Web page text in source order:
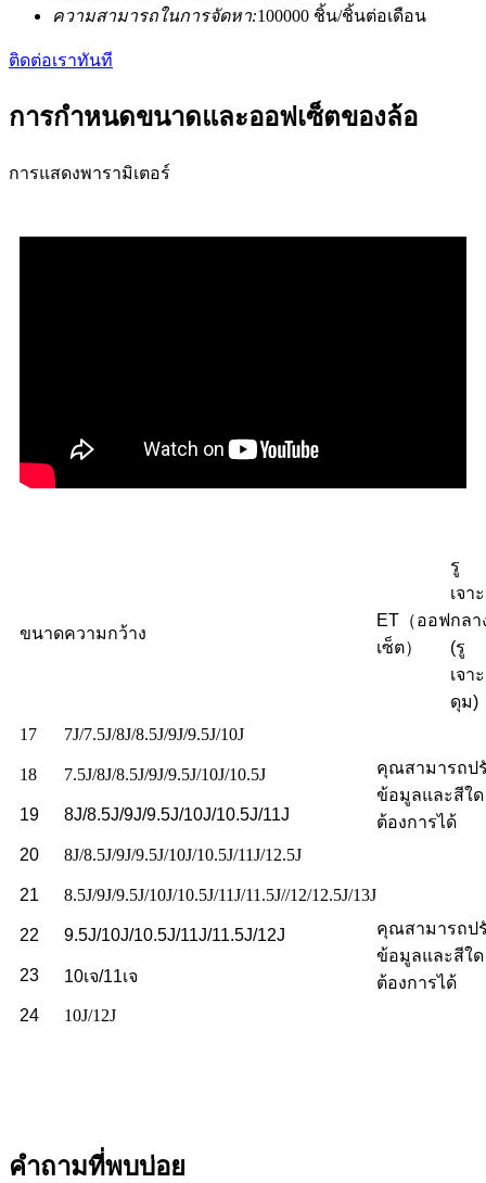
ความสามารถในการจัดหา:100000 ชิ้น/ชิ้นต่อเดือน
ติดต่อเราทันที
การกำหนดขนาดและออฟเซ็ตของล้อ
การแสดงพารามิเตอร์
ขนาดความกว้าง
ET（ออฟ
เซ็ต）
รู
เจาะ
กลา
(รู
เจาะ
ดุม)
17
7J/7.5J/8J/8.5J/9J/9.5J/10J
คุณสามารถป
ข้อมูลและสีใ
ต้องการได้
18 7.5J/8J/8.5J/9J/9.5J/10J/10.5J
19 8J/8.5J/9J/9.5J/10J/10.5J/11J
20 8J/8.5J/9J/9.5J/10J/10.5J/11J/12.5J
21
8.5J/9J/9.5J/10J/10.5J/11J/11.5J//12/12.5J/13J
คุณสามารถป
ข้อมูลและสีใ
ต้องการได้
22 9.5J/10J/10.5J/11J/11.5J/12J
23 10เจ/11เจ
24 10J/12J
คำถามที่พบบ่อย